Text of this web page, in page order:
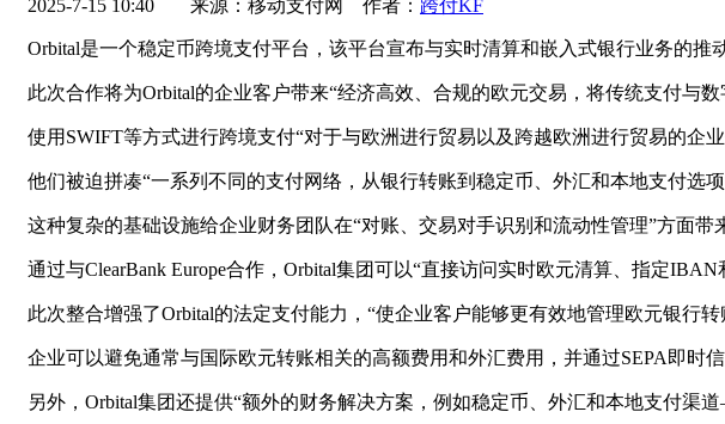
2025-7-15 10:40 来源：移动支付网 作者： 跨付KF
Orbital是一个稳定币跨境支付平台，该平台宣布与实时清算和嵌入式银行业务的推
此次合作将为Orbital的企业客户带来“经济高效、合规的欧元交易，将传统支付与数
使用SWIFT等方式进行跨境支付“对于与欧洲进行贸易以及跨越欧洲进行贸易的企
他们被迫拼凑“一系列不同的支付网络，从银行转账到稳定币、外汇和本地支付选项
这种复杂的基础设施给企业财务团队在“对账、交易对手识别和流动性管理”方面带
通过与ClearBank Europe合作，Orbital集团可以“直接访问实时欧元清算、指定
此次整合增强了Orbital的法定支付能力，“使企业客户能够更有效地管理欧元银行转
企业可以避免通常与国际欧元转账相关的高额费用和外汇费用，并通过SEPA即时
另外，Orbital集团还提供“额外的财务解决方案，例如稳定币、外汇和本地支付